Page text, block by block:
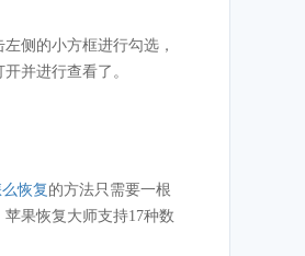
侧的小方框进行勾选，
并进行查看了。
恢复 的方法只需要一根
果恢复大师支持17种数